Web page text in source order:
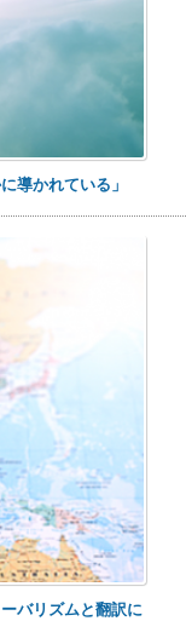
導かれている」
バリズムと翻訳に